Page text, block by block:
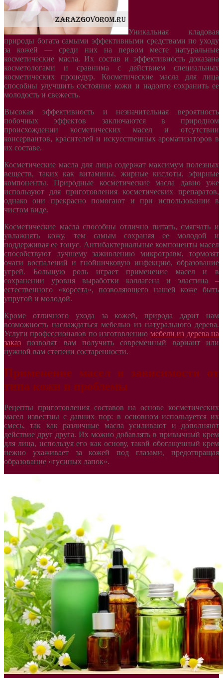
Уникальная кладовая
природы богата самыми эффективными средствами по уходу
за кожей — среди них на первом месте натуральные
косметические масла. Их состав и эффективность доказана
косметологами и сравнима с действием специальных
косметических процедур. Косметические масла для лица
способны улучшить состояние кожи и надолго сохранить ее
молодость и свежесть.
Высокая эффективность и незначительная вероятность
побочных эффектов заключаются в природном
происхождении косметических масел и отсутствии
консервантов, красителей и искусственных ароматизаторов в
их составе.
Косметические масла для лица содержат максимум полезных
веществ, таких как витамины, жирные кислоты, эфирные
компоненты. Природные косметические масла давно уже
используют для приготовления косметических препаратов,
однако они прекрасно помогают и при использовании в
чистом виде.
Косметические масла способны отлично питать, смягчать и
увлажнять кожу, тем самым сохраняя ее молодой и
поддерживая ее тонус. Антибактериальные компоненты масел
способствуют лучшему заживлению микротравм, тормозят
очаги воспалений и гнойничковую инфекцию, образование
угрей. Большую роль играет применение масел и в
сохранении уровня выработки коллагена и эластина –
естественного «корсета», позволяющего нашей коже быть
упругой и молодой.
Кроме отличного ухода за кожей, природа дарит нам
возможность наслаждаться мебелью из натурального дерева.
Услуги профессионалов по изготовлению мебели из дерева на
заказ позволят вам получить современный вариант или
нужной вам степени состаренности.
Применение масел в зависимости от
типа кожи и проблемы
Рецепты приготовления составов на основе косметических
масел известны с давних пор: в основном используется их
смесь, так как различные масла усиливают и дополняют
действие друг друга. Их можно добавлять в привычный крем
для лица, используя его как основу, такой обогащенный крем
нежно ухаживает за кожей под глазами, предотвращая
образование «гусиных лапок».